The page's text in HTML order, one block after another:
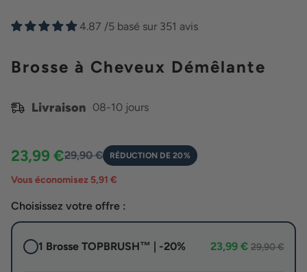
4.87 /5 basé sur 351 avis
Brosse à Cheveux Démêlante
Livraison 08-10 jours
23,99 €29,90 € RÉDUCTION DE 20%
Vous économisez 5,91 €
Choisissez votre offre :
1 Brosse TOPBRUSH™ | -20% 23,99 € 29,90 €